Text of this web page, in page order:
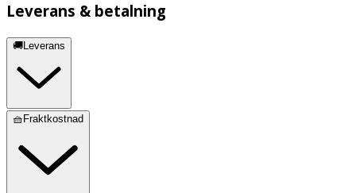
Leverans & betalning
🚚Leverans
🧺Fraktkostnad